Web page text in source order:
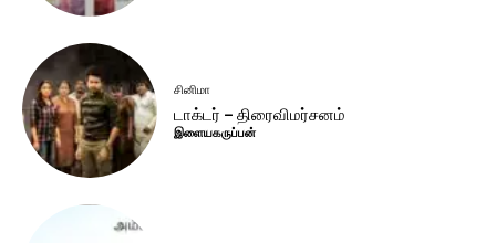
சினிமா
டாக்டர் – திரைவிமர்சனம்
இளையகருப்பன்